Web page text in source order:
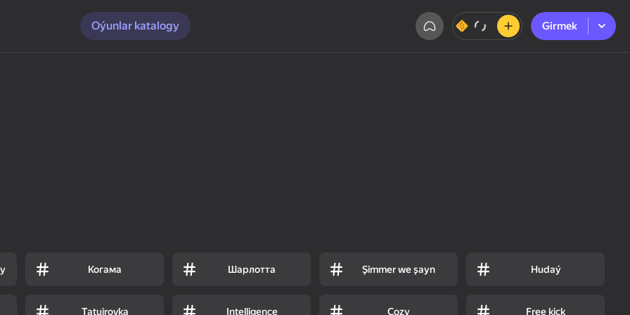
Oýunlar katalogy
Girmek
Girmek
Когама Шарлотта Şimmer we şayn Hudaý
Tatuirovka Intelligence Cozy Free kick